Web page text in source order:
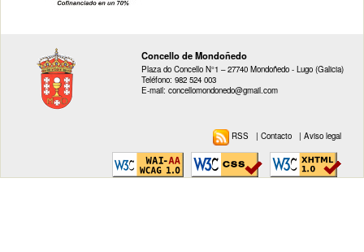
Concello de Mondoñedo
Plaza do Concello N°1 – 27740 Mondoñedo - Lugo (Galicia)
Teléfono: 982 524 003
E-mail: concellomondonedo@gmail.com
RSS |Contacto |Aviso legal